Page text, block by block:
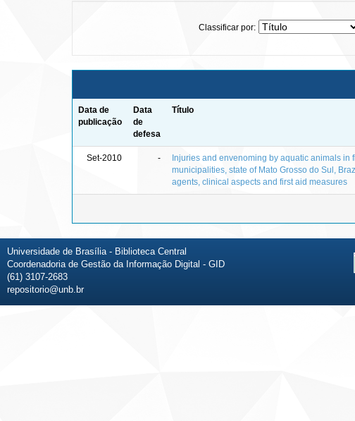
Classificar por:
Data de
publicação
Data
de
defesa
Título
Set-2010 -
Injuries and envenoming by aquatic animals in
municipalities, state of Mato Grosso do Sul,
agents, clinical aspects and first aid measures
Universidade de Brasília - Biblioteca Central
Coordenadoria de Gestão da Informação Digital - GID
(61) 3107-2683
repositorio@unb.br